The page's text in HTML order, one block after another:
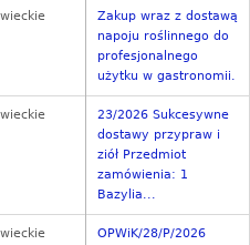
Zakup wraz z dostawą
napoju roślinnego do
profesjonalnego
użytku w gastronomii.
23/2026 Sukcesywne
dostawy przypraw i
ziół Przedmiot
zamówienia: 1
Bazylia...
OPWiK/28/P/2026